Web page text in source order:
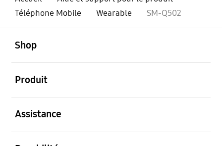
Téléphone Mobile
Wearable SM-Q502
Shop
Produit
Assistance